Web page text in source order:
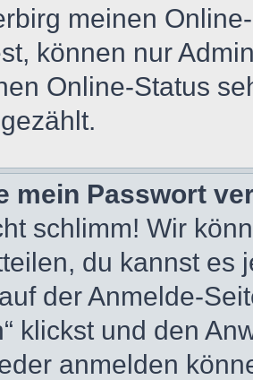
meinen
können nur
Online-Status
mein Passwort
schlimm! Wir
du kannst es
der Anmelde-
klickst und den
anmelden